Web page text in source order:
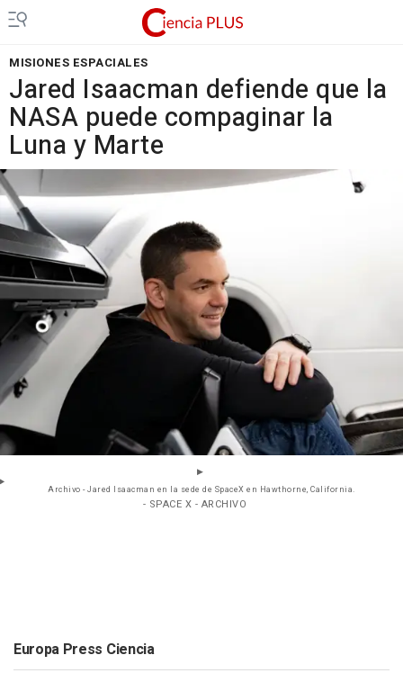
MISIONES ESPACIALES
Jared Isaacman defiende que la
NASA puede compaginar la
Luna y Marte
Archivo - Jared Isaacman en la sede de SpaceX en Hawthorne, California.
- SPACE X - ARCHIVO
Europa Press Ciencia